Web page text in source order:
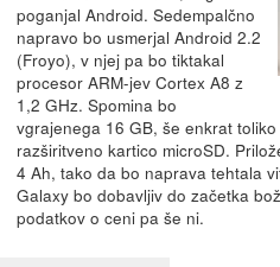
poganjal Android. Sedempalčno
napravo bo usmerjal Android 2.2
(Froyo), v njej pa bo tiktakal
procesor ARM-jev Cortex A8 z
1,2 GHz. Spomina bo
vgrajenega 16 GB, še enkrat
razširitveno kartico microSD.
4 Ah, tako da bo naprava tehtala
Galaxy bo dobavljiv do začetka
podatkov o ceni pa še ni.